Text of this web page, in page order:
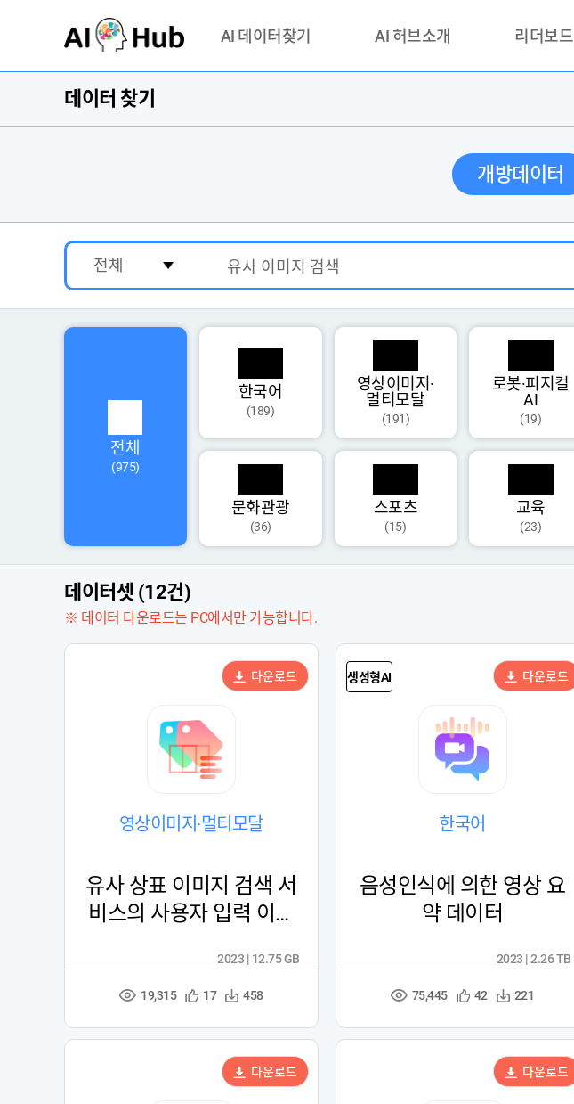
AI 데이터찾기
기관 제공 데이터
AI 허브소개
안심존이란?
리더보드
데이터 찾기
개방데이터
전체
(975)
한국어
(189)
영상이미지·
멀티모달
(191)
로봇·피지컬
AI
(19)
문화관광
(36)
스포츠
(15)
교육
(23)
데이터셋 (12건)
※ 데이터 다운로드는 PC에서만 가능합니다.
영상이미지·멀티모달
유사 상표 이미지 검색 서
비스의 사용자 입력 이미
조 19,315
관
록
17
다 458
2023 | 12.75 GB
다운로드 생성형AI
한국어
음성인식에 의한 영상 요
약 데이터
조 75,445
관
록
42
다 221
2023 | 2.26 TB
다운로드
다운로드 다운로드